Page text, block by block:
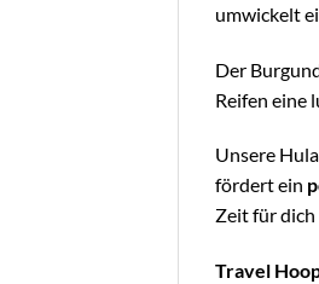
umwickelt
Der
Reifen eine
Unsere
fördert ein
Zeit für dich
Travel